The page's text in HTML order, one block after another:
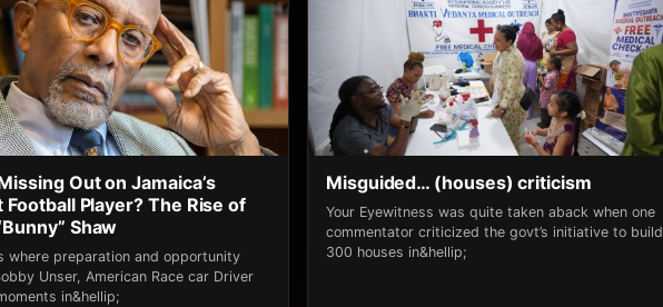
Out on Jamaica’s
Football Player? The Rise of
Shaw
where preparation and opportunity
Unser, American Race car Driver
in&hellip;
Misguided… (houses) criticism
Your Eyewitness was quite taken aback when one
commentator criticized the govt’s initiative to build
300 houses in&hellip;